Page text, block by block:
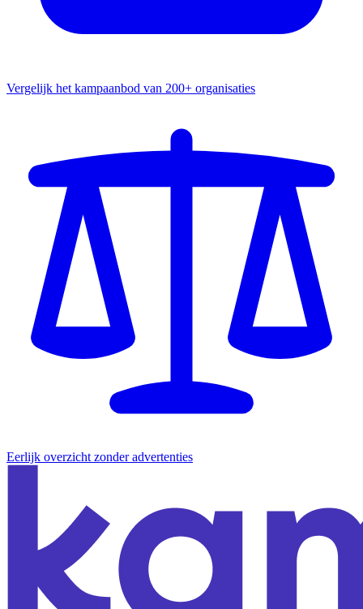
Vergelijk het kampaanbod van 200+ organisaties
Eerlijk overzicht zonder advertenties